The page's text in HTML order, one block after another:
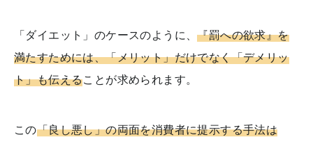
「ダイエット」のケースのように、『罰への欲求』を
満たすためには、「メリット」だけでなく「デメリッ
ト」も伝えることが求められます。
この「良し悪し」の両面を消費者に提示する手法は